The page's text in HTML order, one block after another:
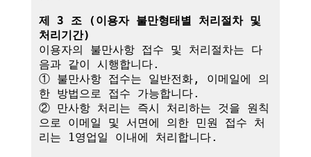
제 3 조 (이용자 불만형태별 처리절차 및
처리기간)
이용자의 불만사항 접수 및 처리절차는 다
음과 같이 시행합니다.
① 불만사항 접수는 일반전화, 이메일에 의
한 방법으로 접수 가능합니다.
② 만사항 처리는 즉시 처리하는 것을 원칙
으로 이메일 및 서면에 의한 민원 접수 처
리는 1영업일 이내에 처리합니다.